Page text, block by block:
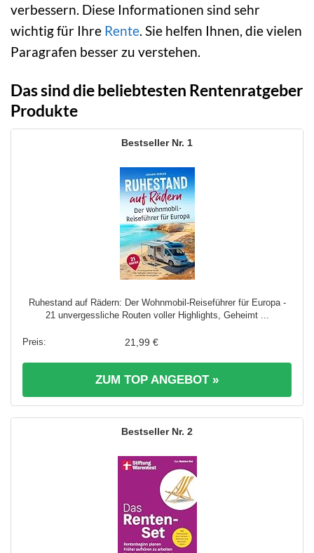
verbessern. Diese Informationen sind sehr
wichtig für Ihre Rente. Sie helfen Ihnen, die vielen
Paragrafen besser zu verstehen.
Das sind die beliebtesten Rentenratgeber
Produkte
1
Ruhestand auf Rädern: Der Wohnmobil-Reiseführer für Europa -
21 unvergessliche Routen voller Highlights, Geheimt ...
21,99 €
ZUM TOP ANGEBOT »
2